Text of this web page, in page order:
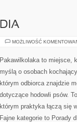
MOŻLIWOŚĆ
Pakawilkolaka to miejsce,
myślą o osobach
którym odbiorca znajdzie
dotyczące hodowli psów.
którym praktyka łączą się
Fajne kategorie to Porady